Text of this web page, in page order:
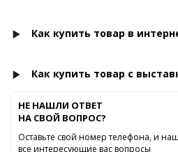
Как купить товар в
Как купить товар с
НЕ НАШЛИ ОТВЕТ
НА СВОЙ ВОПРОС?
Оставьте свой номер телефона, и
все интересующие вас вопросы